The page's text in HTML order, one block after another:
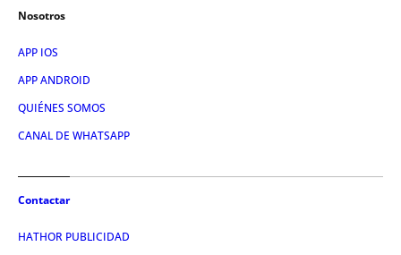
Nosotros
APP IOS
APP ANDROID
QUIÉNES SOMOS
CANAL DE WHATSAPP
Contactar
HATHOR PUBLICIDAD